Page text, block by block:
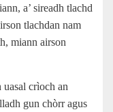
a’ sireadh tlachd
tlachdan nam
miann airson
uasal crìoch an
gun chòrr agus